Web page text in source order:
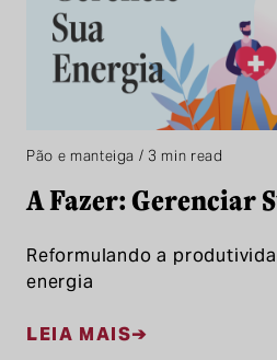
Pão e manteiga / 3 min read
A Fazer: Gerenciar
Reformulando a
energia
LEIA MAIS